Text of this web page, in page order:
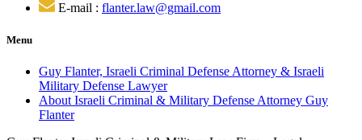
E-mail : flanter.law@gmail.com
Menu
Guy Flanter, Israeli Criminal Defense Attorney & Israeli
Military Defense Lawyer
About Israeli Criminal & Military Defense Attorney Guy
Flanter